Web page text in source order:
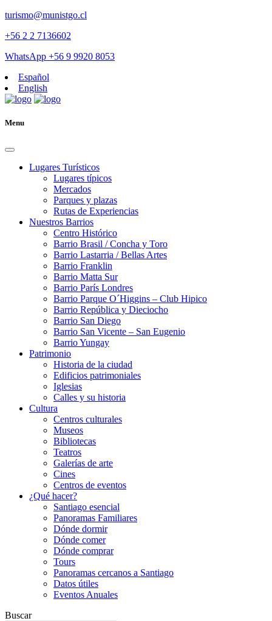
turismo@munistgo.cl
+56 2 2 7136602
WhatsApp +56 9 9920 8053
Español
English
Menu
Lugares Turísticos
Lugares tí­picos
Mercados
Parques y plazas
Rutas de Experiencias
Nuestros Barrios
Centro Histórico
Barrio Brasil / Concha y Toro
Barrio Lastarria / Bellas Artes
Barrio Franklin
Barrio Matta Sur
Barrio Parí­s Londres
Barrio Parque O´Higgins – Club Hipico
Barrio República y Dieciocho
Barrio San Diego
Barrio San Vicente – San Eugenio
Barrio Yungay
Patrimonio
Historia de la ciudad
Edificios patrimoniales
Iglesias
Calles y su historia
Cultura
Centros culturales
Museos
Bibliotecas
Teatros
Galerí­as de arte
Cines
Centros de eventos
¿Qué hacer?
Santiago esencial
Panoramas Familiares
Dónde dormir
Dónde comer
Dónde comprar
Tours
Panoramas cercanos a Santiago
Datos útiles
Eventos Anuales
Buscar